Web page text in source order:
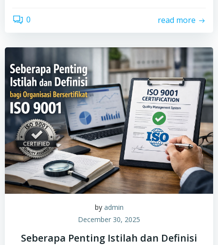
0 read more
by admin
December 30, 2025
Seberapa Penting Istilah dan Definisi